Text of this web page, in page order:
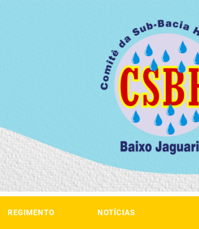
REGIMENTO NOTÍCIAS